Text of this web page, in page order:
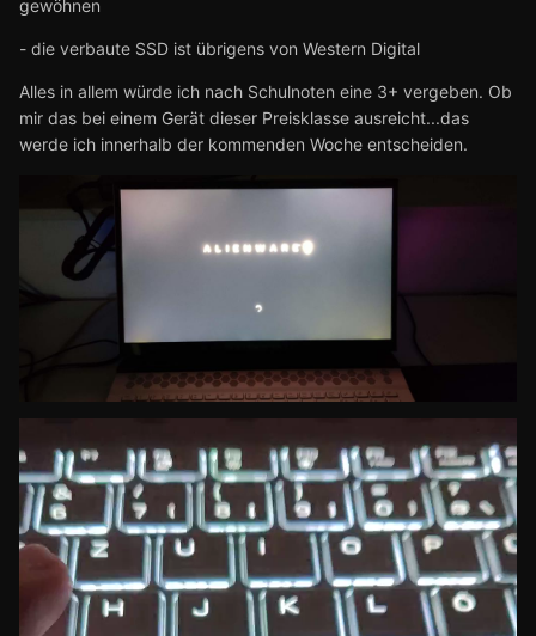
gewöhnen
- die verbaute SSD ist übrigens von Western Digital
Alles in allem würde ich nach Schulnoten eine 3+ vergeben. Ob
mir das bei einem Gerät dieser Preisklasse ausreicht...das
werde ich innerhalb der kommenden Woche entscheiden.